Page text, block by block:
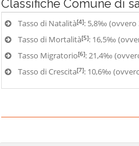
Classifiche Comune di
Tasso di Natalità[4]: 5,8‰ (ovvero
Tasso di Mortalità[5]: 16,5‰
Tasso Migratorio[6]: 21,4‰
Tasso di Crescita[7]: 10,6‰